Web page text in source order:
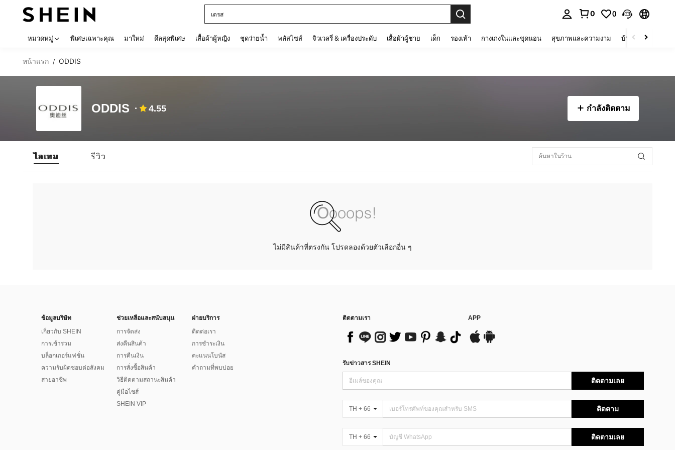
เดรส
0 0
หมวดหมู่ พิเศษเฉพาะคุณ มาใหม่ ดีลสุดพิเศษ เสื้อผ้าผู้หญิง ชุดว่ายน้ำ พลัสไซส์ จิวเวลรี่ & เครื่องประดับ เสื้อผ้าผู้ชาย เด็ก รองเท้า กางเกงในและชุดนอน สุขภาพและความงาม บ้านและที่อยู่อาศัย
หน้าแรก / ODDIS
ODDIS 4.55 กำลังติดตาม
ไอเทม รีวิว
ไม่มีสินค้าที่ตรงกัน โปรดลองด้วยตัวเลือกอื่น ๆ
ข้อมูลบริษัท
เกี่ยวกับ SHEIN
การเข้าร่วม
บล็อกเกอร์แฟชั่น
ความรับผิดชอบต่อสังคม
สายอาชีพ
ช่วยเหลือและสนับสนุน
การจัดส่ง
ส่งคืนสินค้า
การคืนเงิน
การสั่งซื้อสินค้า
วิธีติดตามสถานะสินค้า
คู่มือไซส์
SHEIN VIP
ฝ่ายบริการ
ติดต่อเรา
การชำระเงิน
คะแนนโบนัส
คำถามที่พบบ่อย
ติดตามเรา APP
รับข่าวสาร SHEIN
ติดตามเลย
TH + 66 ติดตาม
TH + 66 ติดตามเลย